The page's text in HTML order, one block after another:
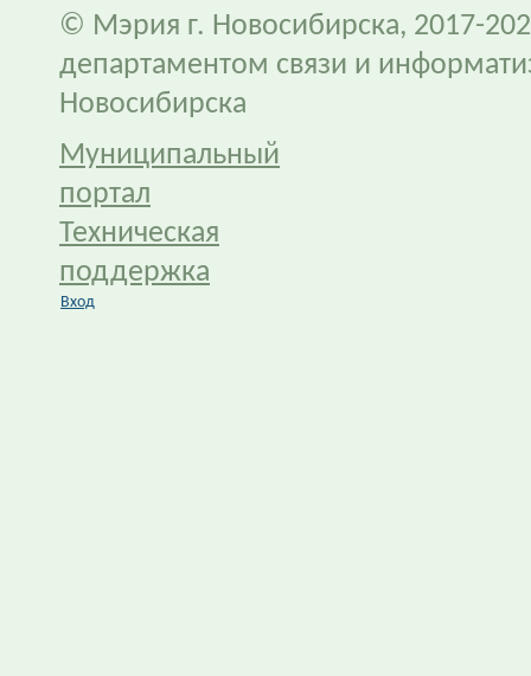
© Мэрия г. Новосибирска, 2017-
департаментом связи и
Новосибирска
Муниципальный
портал
Техническая
поддержка
Вход